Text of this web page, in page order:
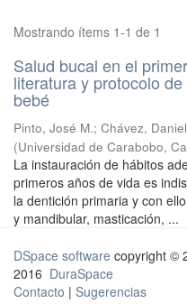
Mostrando ítems 1-1 de 1
Salud bucal en el
literatura y protocolo
bebé
Pinto, José M.; Chávez,
(Universidad de Carabobo,
La instauración de hábitos
primeros años de vida es
la dentición primaria y con
y mandibular, masticación, ...
DSpace software copyright ©
2016 DuraSpace
Contacto | Sugerencias